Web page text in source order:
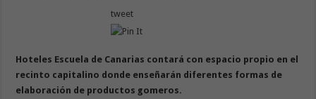
tweet
Hoteles Escuela de Canarias contará con espacio propio en el
recinto capitalino donde enseñarán diferentes formas de
elaboración de productos gomeros.